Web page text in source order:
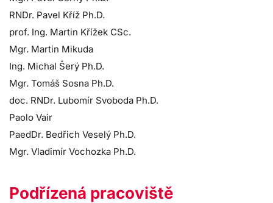
RNDr. Pavel Kříž Ph.D.
prof. Ing. Martin Křížek CSc.
Mgr. Martin Mikuda
Ing. Michal Šerý Ph.D.
Mgr. Tomáš Sosna Ph.D.
doc. RNDr. Lubomír Svoboda Ph.D.
Paolo Vair
PaedDr. Bedřich Veselý Ph.D.
Mgr. Vladimír Vochozka Ph.D.
Podřízená pracoviště